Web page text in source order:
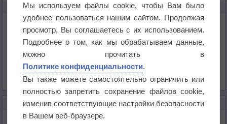
КАРТЫ ПОГОДЫ В ПЕТЕРГОФЕ
Температура
Давление
Осадки
Облачность
Список всех карт
НОВОЕ О ПОГОДЕ
Погода в Екатеринбурге 6 августа
Мы используем файлы cookie, чтобы Вам было
удобнее пользоваться нашим сайтом. Продолжая
просмотр, Вы соглашаетесь с их использованием.
Подробнее о том, как мы обрабатываем данные,
можно прочитать в
Политике конфиденциальности.
Вы также можете самостоятельно ограничить или
полностью запретить сохранение файлов cookie,
изменив соответствующие настройки безопасности
в Вашем веб-браузере.